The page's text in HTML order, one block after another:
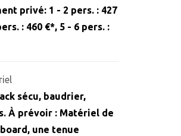
privé: 1 - 2 pers. : 427
: 460 €*, 5 - 6 pers. :
sécu, baudrier,
À prévoir : Matériel de
une tenue